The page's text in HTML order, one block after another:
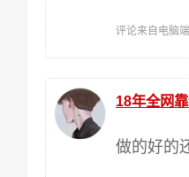
评论来自电脑
18年全网
做的好的